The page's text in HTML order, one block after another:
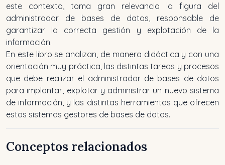
este contexto, toma gran relevancia la figura del
administrador de bases de datos, responsable de
garantizar la correcta gestión y explotación de la
información.
En este libro se analizan, de manera didáctica y con una
orientación muy práctica, las distintas tareas y procesos
que debe realizar el administrador de bases de datos
para implantar, explotar y administrar un nuevo sistema
de información, y las distintas herramientas que ofrecen
estos sistemas gestores de bases de datos.
Conceptos relacionados